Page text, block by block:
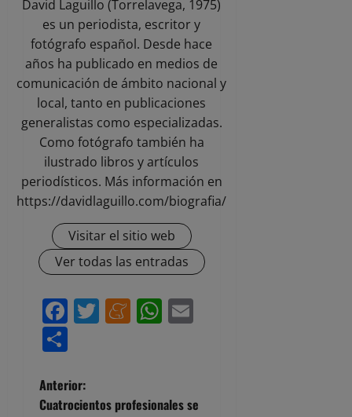
David Laguillo (Torrelavega, 1975)
es un periodista, escritor y
fotógrafo español. Desde hace
años ha publicado en medios de
comunicación de ámbito nacional y
local, tanto en publicaciones
generalistas como especializadas.
Como fotógrafo también ha
ilustrado libros y artículos
periodísticos. Más información en
https://davidlaguillo.com/biografia/
Visitar el sitio web
Ver todas las entradas
Facebook
Twitter
Meneame
WhatsApp
N
Anterior:
Cuatrocientos profesionales se